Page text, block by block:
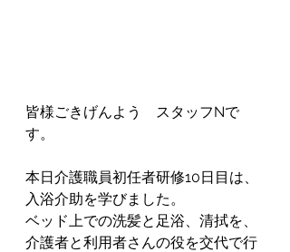
皆様ごきげんよう　スタッフNで
す。
本日介護職員初任者研修10日目は、
入浴介助を学びました。
ベッド上での洗髪と足浴、清拭を、
介護者と利用者さんの役を交代で行